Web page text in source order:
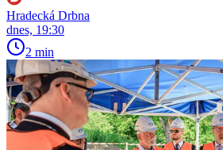
Hradecká Drbna
dnes, 19:30
2 min